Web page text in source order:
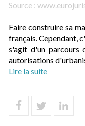
Source :
Faire construire sa
français. Cependant,
s'agit d'un parcours
autorisations
Lire la suite